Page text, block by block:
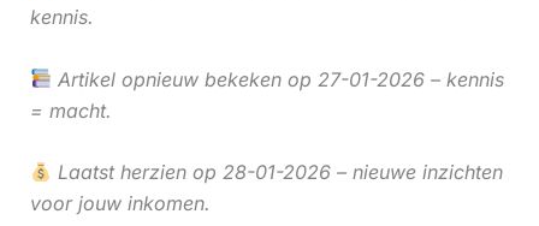
kennis.
Artikel opnieuw bekeken op 27-01-2026 – kennis
= macht.
Laatst herzien op 28-01-2026 – nieuwe inzichten
voor jouw inkomen.